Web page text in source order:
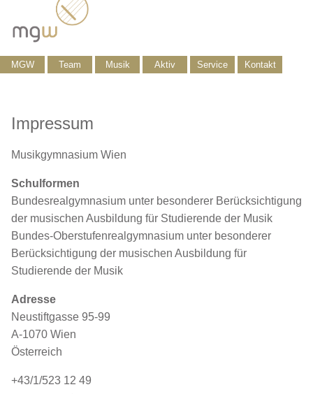
MGW Team Musik Aktiv Service Kontakt
Impressum
Musikgymnasium Wien
Schulformen
Bundesrealgymnasium unter besonderer Berücksichtigung
der musischen Ausbildung für Studierende der Musik
Bundes-Oberstufenrealgymnasium unter besonderer
Berücksichtigung der musischen Ausbildung für
Studierende der Musik
Adresse
Neustiftgasse 95-99
A-1070 Wien
Österreich
+43/1/523 12 49